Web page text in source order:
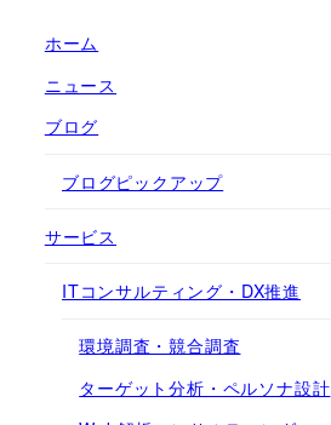
ホーム
ニュース
ブログ
ブログピックアップ
サービス
ITコンサルティング・DX推進
環境調査・競合調査
ターゲット分析・ペルソナ設計